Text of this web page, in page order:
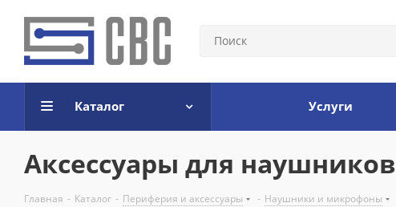
Каталог Услуги
Аксессуары для наушников
Главная - Каталог - Периферия и аксессуары - Наушники и микрофоны